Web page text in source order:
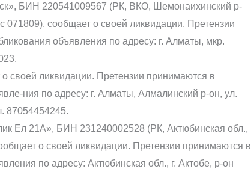
БИН 220541009567 (РК, ВКО, Шемонаихинский р-
071809), сообщает о своей ликвидации. Претензии
объявления по адресу: г. Алматы, мкр.
ликвидации. Претензии принимаются в
ния по адресу: г. Алматы, Алмалинский р-он, ул.
87054454245.
Ел 21А», БИН 231240002528 (РК, Актюбинская обл.,
о своей ликвидации. Претензии принимаются в
по адресу: Актюбинская обл., г. Актобе, р-он